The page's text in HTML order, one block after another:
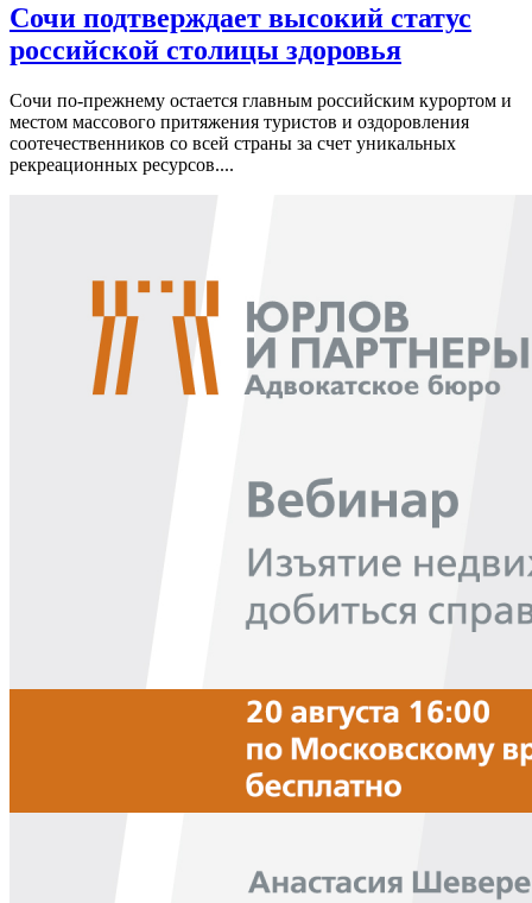
Сочи подтверждает высокий статус
российской столицы здоровья
Сочи по-прежнему остается главным российским курортом и
местом массового притяжения туристов и оздоровления
соотечественников со всей страны за счет уникальных
рекреационных ресурсов....